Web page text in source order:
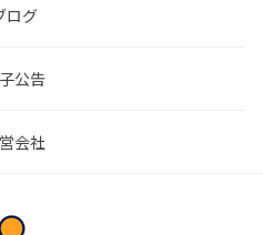
ログ
公告
会社